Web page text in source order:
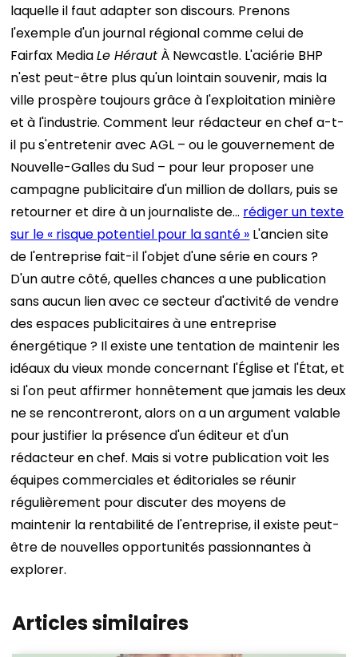
laquelle il faut adapter son discours. Prenons
l'exemple d'un journal régional comme celui de
Fairfax MediaLe Héraut À Newcastle. L'aciérie BHP
n'est peut-être plus qu'un lointain souvenir, mais la
ville prospère toujours grâce à l'exploitation minière
et à l'industrie. Comment leur rédacteur en chef a-t-
il pu s'entretenir avec AGL – ou le gouvernement de
Nouvelle-Galles du Sud – pour leur proposer une
campagne publicitaire d'un million de dollars, puis se
retourner et dire à un journaliste de… rédiger un texte
sur le « risque potentiel pour la santé » L'ancien site
de l'entreprise fait-il l'objet d'une série en cours ?
D'un autre côté, quelles chances a une publication
sans aucun lien avec ce secteur d'activité de vendre
des espaces publicitaires à une entreprise
énergétique ? Il existe une tentation de maintenir les
idéaux du vieux monde concernant l'Église et l'État, et
si l'on peut affirmer honnêtement que jamais les deux
ne se rencontreront, alors on a un argument valable
pour justifier la présence d'un éditeur et d'un
rédacteur en chef. Mais si votre publication voit les
équipes commerciales et éditoriales se réunir
régulièrement pour discuter des moyens de
maintenir la rentabilité de l'entreprise, il existe peut-
être de nouvelles opportunités passionnantes à
explorer.
Articles similaires